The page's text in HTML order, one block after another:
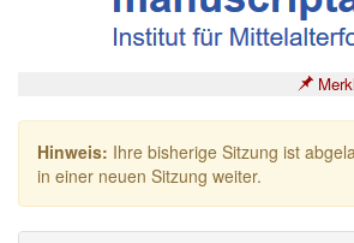
Hinweis: Ihre bisherige Sitzung ist
in einer neuen Sitzung weiter.